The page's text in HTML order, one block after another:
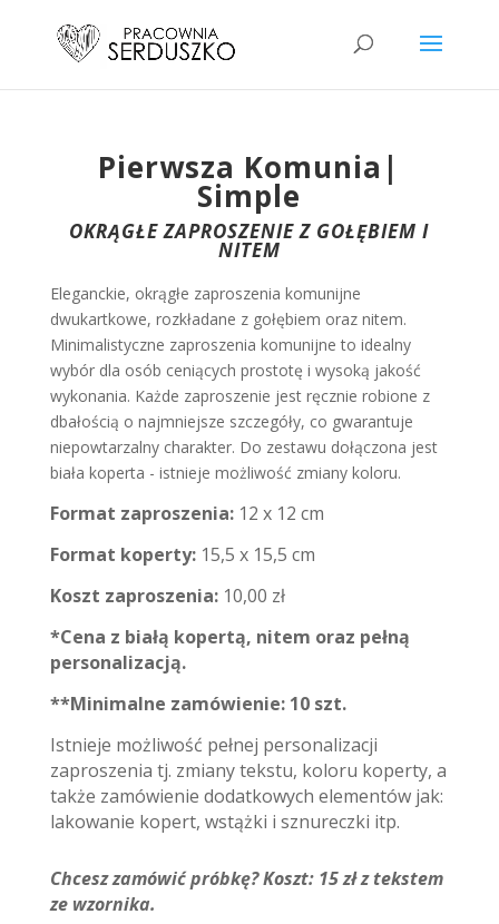
Pierwsza Komunia|
Simple
OKRĄGŁE ZAPROSZENIE Z GOŁĘBIEM I
NITEM
Eleganckie, okrągłe zaproszenia komunijne
dwukartkowe, rozkładane z gołębiem oraz nitem.
Minimalistyczne zaproszenia komunijne to idealny
wybór dla osób ceniących prostotę i wysoką jakość
wykonania. Każde zaproszenie jest ręcznie robione z
dbałością o najmniejsze szczegóły, co gwarantuje
niepowtarzalny charakter. Do zestawu dołączona jest
biała koperta - istnieje możliwość zmiany koloru.
Format zaproszenia:12 x 12 cm
Format koperty:15,5 x 15,5 cm
Koszt zaproszenia: 10,00 zł
*Cena z białą kopertą, nitem oraz pełną
personalizacją.
**Minimalne zamówienie: 10 szt.
Istnieje możliwość pełnej personalizacji
zaproszenia tj. zmiany tekstu, koloru koperty, a
także zamówienie dodatkowych elementów jak:
lakowanie kopert, wstążki i sznureczki itp.
Chcesz zamówić próbkę? Koszt: 15 zł z tekstem
ze wzornika.